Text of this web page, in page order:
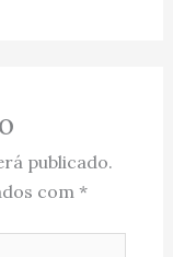
publicado.
com *